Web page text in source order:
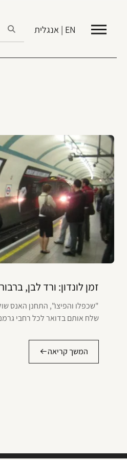
EN | אנגלית
זמן לונדון: ורד לבן,
"שכפלו והפיצו", התחנן האנס
שלח אותם בדואר לכל רחבי
המשך קריאה